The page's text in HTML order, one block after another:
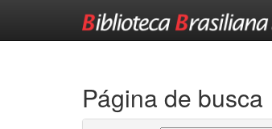
Página de busca